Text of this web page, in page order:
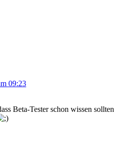
09:23
Beta-Tester schon wissen sollten